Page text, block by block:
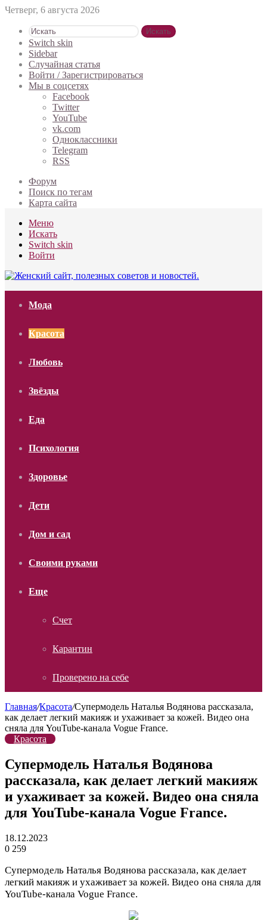
Четверг, 6 августа 2026
Искать
Switch skin
Sidebar
Случайная статья
Войти / Зарегистрироваться
Мы в соцсетях
Facebook
Twitter
YouTube
vk.com
Одноклассники
Telegram
RSS
Форум
Поиск по тегам
Карта сайта
Меню
Искать
Switch skin
Войти
Мода
Красота
Любовь
Звёзды
Еда
Психология
Здоровье
Дети
Дом и сад
Своими руками
Еще
Счет
Карантин
Проверено на себе
Главная/Красота/Супермодель Наталья Водянова рассказала,
как делает легкий макияж и ухаживает за кожей. Видео она
сняла для YouTube-канала Vogue France.
Красота
Супермодель Наталья Водянова
рассказала, как делает легкий макияж
и ухаживает за кожей. Видео она сняла
для YouTube-канала Vogue France.
18.12.2023
0 259
Супермодель Наталья Водянова рассказала, как делает
легкий макияж и ухаживает за кожей. Видео она сняла для
YouTube-канала Vogue France.